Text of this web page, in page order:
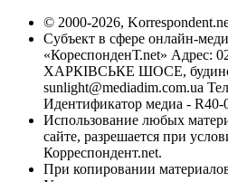
© 2000-2026,
Субъект в сфере онлайн-
«КореспонденТ.net» Адрес:
ХАРКІВСЬКЕ ШОСЕ,
sunlight@mediadim.com.ua
Идентификатор медиа - R40-
Использование любых
сайте, разрешается при
Корреспондент.net.
При копировании